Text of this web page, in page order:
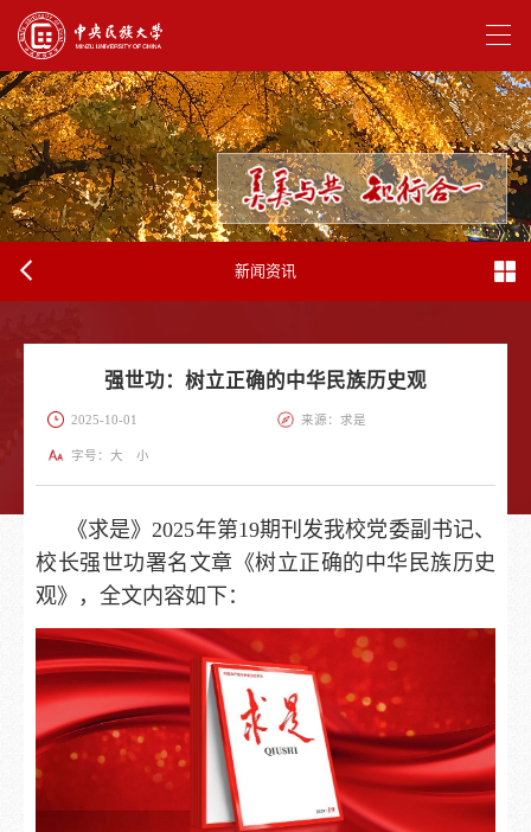
新闻资讯
强世功：树立正确的中华民族历史观
2025-10-01 来源：求是
字号： 大 小
《求是》2025年第19期刊发我校党委副书记、
校长强世功署名文章《树立正确的中华民族历史
观》，全文内容如下：